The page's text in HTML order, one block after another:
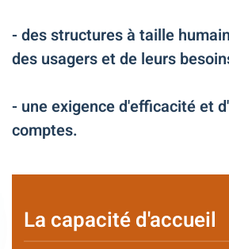
- des structures à taille
des usagers et de leurs
- une exigence d'efficacité et
comptes.
La capacité d'accueil